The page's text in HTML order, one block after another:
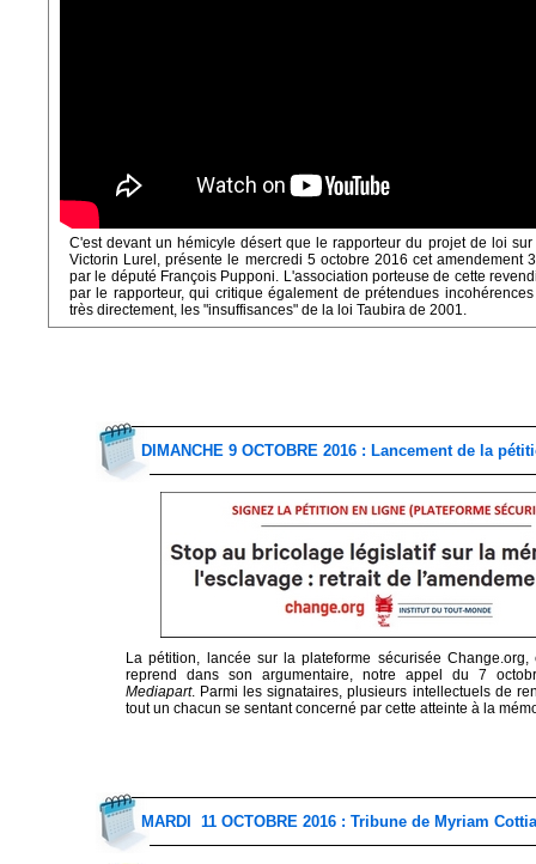
C'est devant un hémicyle désert que le rapporteur du projet de loi
Victorin Lurel, présente le mercredi 5 octobre 2016 cet amendement
par le député François Pupponi. L'association porteuse de cette
par le rapporteur, qui critique également de prétendues
très directement, les "insuffisances" de la loi Taubira de 2001.
DIMANCHE 9 OCTOBRE 2016 : Lancement de la
La pétition, lancée sur la plateforme sécurisée
reprend dans son argumentaire, notre appel du 7
Mediapart. Parmi les signataires, plusieurs intellectuels de
tout un chacun se sentant concerné par cette atteinte à la
MARDI 11 OCTOBRE 2016 : Tribune de Myriam